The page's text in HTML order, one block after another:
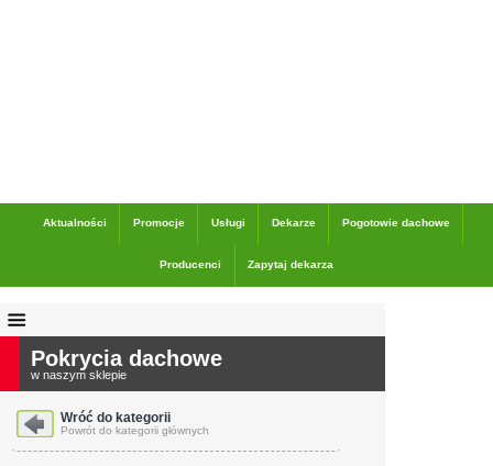
Aktualności Promocje Usługi Dekarze Pogotowie dachowe
Producenci Zapytaj dekarza
Pokrycia dachowe
w naszym sklepie
Wróć do kategorii
Powrót do kategorii głównych